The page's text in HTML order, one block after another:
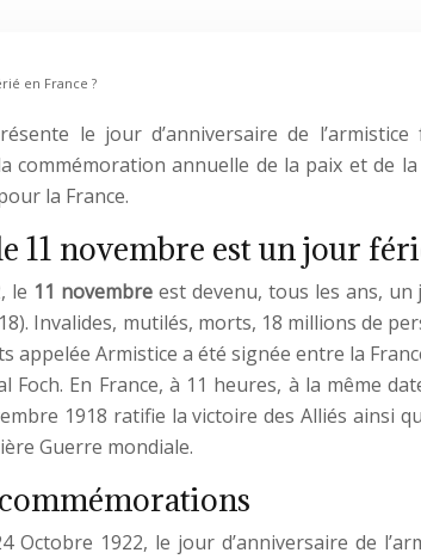
en France ?
le jour d’anniversaire de
commémoration annuelle de la paix et de
la France.
11 novembre est un jour
le 11 novembre est devenu, tous les ans,
Invalides, mutilés, morts, 18 millions de
appelée Armistice a été signée entre la
En France, à 11 heures, à la même
1918 ratifie la victoire des Alliés ainsi
Guerre mondiale.
1922, le jour d’anniversaire de